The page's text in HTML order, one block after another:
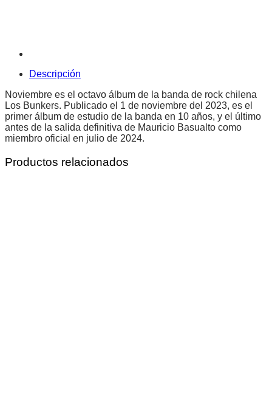
Descripción
Noviembre es el octavo álbum de la banda de rock chilena
Los Bunkers. Publicado el 1 de noviembre del 2023, es el
primer álbum de estudio de la banda en 10 años, y el último
antes de la salida definitiva de Mauricio Basualto como
miembro oficial en julio de 2024. ​
Productos relacionados